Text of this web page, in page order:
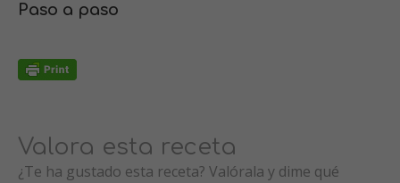
Paso a paso
Valora esta receta
¿Te ha gustado esta receta? Valórala y dime qué